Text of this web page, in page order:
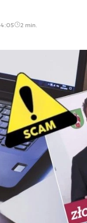
2 min.